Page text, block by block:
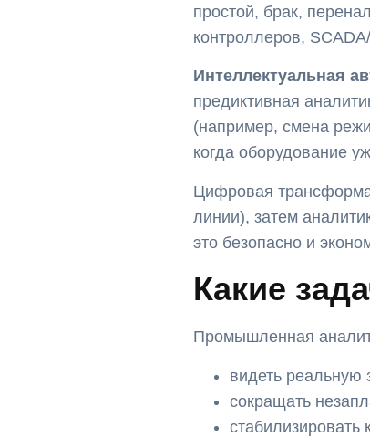
простой, брак,
контроллеров,
Интеллектуальная
предиктивная
(например, смена
когда оборудование
Цифровая
линии), затем
это безопасно и
Какие
Промышленная
видеть реальную
сокращать